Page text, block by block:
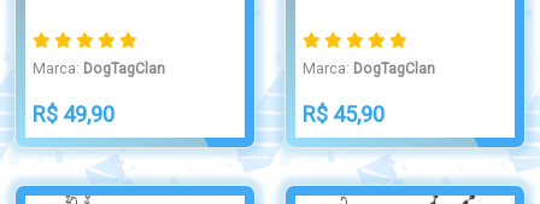
Marca: DogTagClan
R$ 49,90
Marca: DogTagClan
R$ 45,90